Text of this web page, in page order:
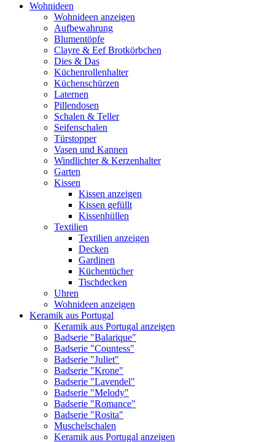
Wohnideen
Wohnideen anzeigen
Aufbewahrung
Blumentöpfe
Clayre & Eef Brotkörbchen
Dies & Das
Küchenrollenhalter
Küchenschürzen
Laternen
Pillendosen
Schalen & Teller
Seifenschalen
Türstopper
Vasen und Kannen
Windlichter & Kerzenhalter
Garten
Kissen
Kissen anzeigen
Kissen gefüllt
Kissenhüllen
Textilien
Textilien anzeigen
Decken
Gardinen
Küchentücher
Tischdecken
Uhren
Wohnideen anzeigen
Keramik aus Portugal
Keramik aus Portugal anzeigen
Badserie "Balarique"
Badserie "Countess"
Badserie "Juliet"
Badserie "Krone"
Badserie "Lavendel"
Badserie "Melody"
Badserie "Romance"
Badserie "Rosita"
Muschelschalen
Keramik aus Portugal anzeigen